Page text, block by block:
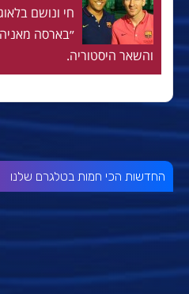
״בארסה
והשאר היסטוריה.
החדשות הכי חמות בטלגרם שלנו